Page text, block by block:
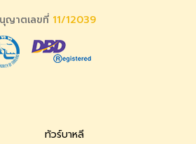
ญาตเลขที่ 11/12039
ทัวร์บาหลี